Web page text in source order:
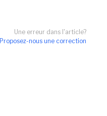
Une erreur dans l'article?
Proposez-nous une correction